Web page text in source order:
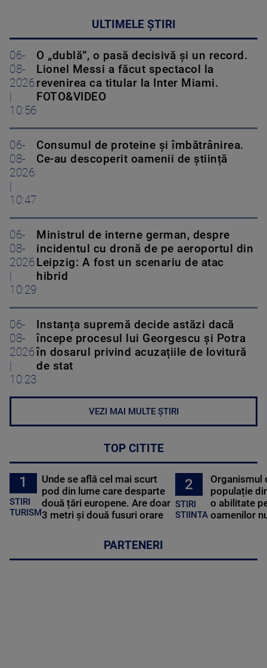
ULTIMELE ȘTIRI
06-
08-
2026
10:56
O „dublă”, o pasă decisivă și un record.
Lionel Messi a făcut spectacol la
revenirea ca titular la Inter Miami.
FOTO&VIDEO
06-
08-
2026
10:47
Consumul de proteine și îmbătrânirea.
Ce-au descoperit oamenii de știință
06-
08-
2026
10:29
Ministrul de interne german, despre
incidentul cu dronă de pe aeroportul din
Leipzig: A fost un scenariu de atac
hibrid
06-
08-
2026
10:23
Instanța supremă decide astăzi dacă
începe procesul lui Georgescu și Potra
în dosarul privind acuzațiile de lovitură
de stat
VEZI MAI MULTE ȘTIRI
TOP CITITE
1
STIRI
TURISM
Unde se află cel mai scurt
pod din lume care desparte
două țări europene. Are doar
3 metri și două fusuri orare
2
STIRI
STIINTA
Organismul
populație
o abilitate
oamenilor
PARTENERI